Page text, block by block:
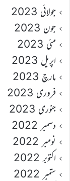
جولائی 2023
جون 2023
مئی 2023
اپریل 2023
مارچ 2023
فروری 2023
جنوری 2023
دسمبر 2022
نومبر 2022
اکتوبر 2022
ستمبر 2022